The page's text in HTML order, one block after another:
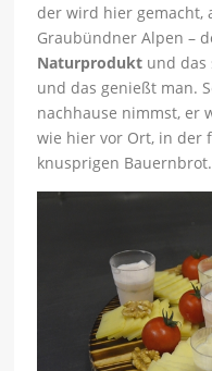
der wird hier gemacht,
Graubündner Alpen –
Naturprodukt und das
und das genießt man.
nachhause nimmst, er
wie hier vor Ort, in der
knusprigen Bauernbrot.